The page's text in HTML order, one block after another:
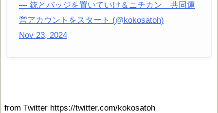
— 銃とバッジを置いていけ＆ニチカン 共同運
営アカウントをスタート (@kokosatoh)
Nov 23, 2024
from Twitter https://twitter.com/kokosatoh